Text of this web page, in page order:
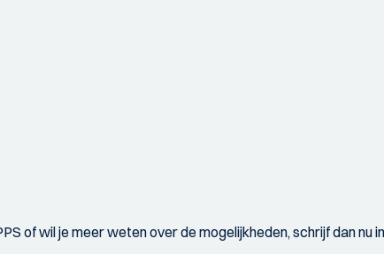
of wil je meer weten over de mogelijkheden, schrijf dan nu